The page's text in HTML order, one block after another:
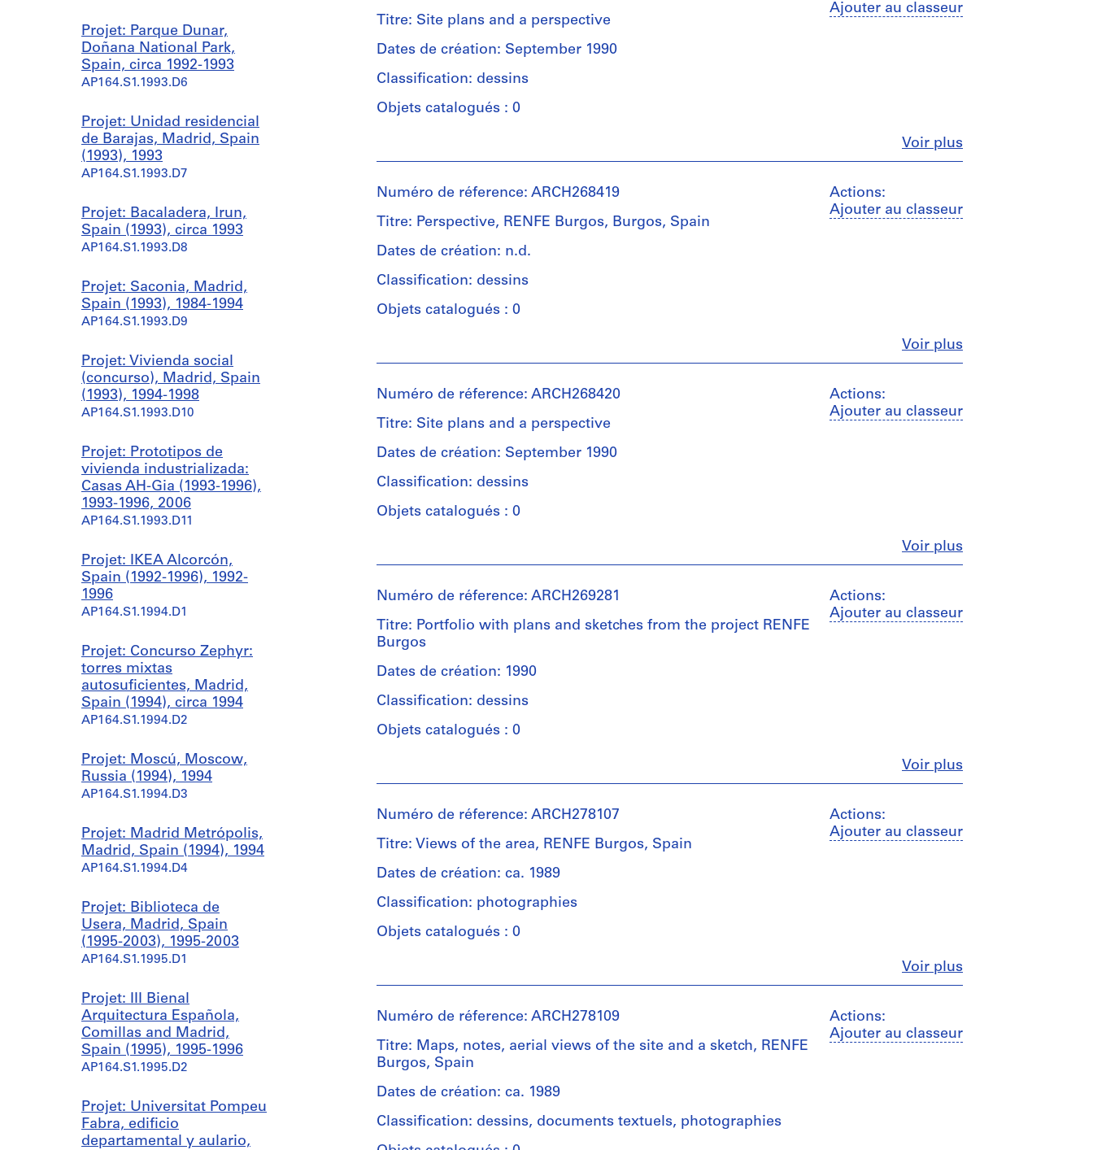
Projet: Parque Dunar,
Doñana National Park,
Spain, circa 1992-1993
AP164.S1.1993.D6
Projet: Unidad residencial
de Barajas, Madrid, Spain
(1993), 1993
AP164.S1.1993.D7
Projet: Bacaladera, Irun,
Spain (1993), circa 1993
AP164.S1.1993.D8
Projet: Saconia, Madrid,
Spain (1993), 1984-1994
AP164.S1.1993.D9
Projet: Vivienda social
(concurso), Madrid, Spain
(1993), 1994-1998
AP164.S1.1993.D10
Projet: Prototipos de
vivienda industrializada:
Casas AH-Gia (1993-1996),
1993-1996, 2006
AP164.S1.1993.D11
Projet: IKEA Alcorcón,
Spain (1992-1996), 1992-
1996
AP164.S1.1994.D1
Projet: Concurso Zephyr:
torres mixtas
autosuficientes, Madrid,
Spain (1994), circa 1994
AP164.S1.1994.D2
Projet: Moscú, Moscow,
Russia (1994), 1994
AP164.S1.1994.D3
Projet: Madrid Metrópolis,
Madrid, Spain (1994), 1994
AP164.S1.1994.D4
Projet: Biblioteca de
Usera, Madrid, Spain
(1995-2003), 1995-2003
AP164.S1.1995.D1
Projet: III Bienal
Arquitectura Española,
Comillas and Madrid,
Spain (1995), 1995-1996
AP164.S1.1995.D2
Projet: Universitat Pompeu
Fabra, edificio
departamental y aulario,
Ajouter au classeur
Voir plusFermer
Titre: Site plans and a perspective
Dates de création: September 1990
Classification: dessins
Objets catalogués : 0
et
institutions:
Abalos
&
(archive
Quantité
d’objet:
File
et
design
development
drawing
Collation:
black
on
translucent
paper,
1
black
and
translucent
Dimensions:
(smallest):
×
58,5
×
cm
Mention
crédit:
Actions:
Ajouter au classeur
Voir plusFermer
Numéro de réference: ARCH268419
Titre: Perspective, RENFE Burgos, Burgos, Spain
Dates de création: n.d.
Classification: dessins
Objets catalogués : 0
et
institutions:
Abalos
&
(archive
Quantité
d’objet:
File
Étape
objectif:
development
drawing
1
print
sheet:
×
96,4
cm
Mention
crédit:
&
Herreros
fonds
Collection
Centre
Actions:
Ajouter au classeur
Voir plusFermer
Numéro de réference: ARCH268420
Titre: Site plans and a perspective
Dates de création: September 1990
Classification: dessins
Objets catalogués : 0
et
institutions:
Abalos
&
Herreros
(archive
creator)
/
1
Étape
objectif:
de
présentation
8
ink
translucent
paper,
3
black
ink,
Actions:
Ajouter au classeur
Voir plusFermer
Numéro de réference: ARCH269281
Titre: Portfolio with plans and sketches from the project RENFE
Burgos
Dates de création: 1990
Classification: dessins
Objets catalogués : 0
et
institutions:
Abalos
&
(architectural
Abalos
&
Herreros
Description:
plans,
sketches
(some
original)
and
Actions:
Ajouter au classeur
Voir plusFermer
Numéro de réference: ARCH278107
Titre: Views of the area, RENFE Burgos, Spain
Dates de création: ca. 1989
Classification: photographies
Objets catalogués : 0
et
institutions:
Abalos
&
Herreros
(architectural
firm)
&
Herreros
Actions:
Ajouter au classeur
Numéro de réference: ARCH278109
Titre: Maps, notes, aerial views of the site and a sketch, RENFE
Burgos, Spain
Dates de création: ca. 1989
Classification: dessins, documents textuels, photographies